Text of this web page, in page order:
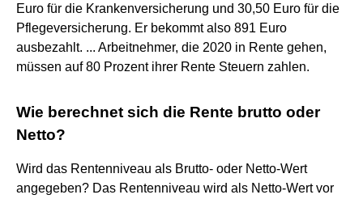
Euro für die Krankenversicherung und 30,50 Euro für die
Pflegeversicherung. Er bekommt also 891 Euro
ausbezahlt. ... Arbeitnehmer, die 2020 in Rente gehen,
müssen auf 80 Prozent ihrer Rente Steuern zahlen.
Wie berechnet sich die Rente brutto oder
Netto?
Wird das Rentenniveau als Brutto- oder Netto-Wert
angegeben? Das Rentenniveau wird als Netto-Wert vor